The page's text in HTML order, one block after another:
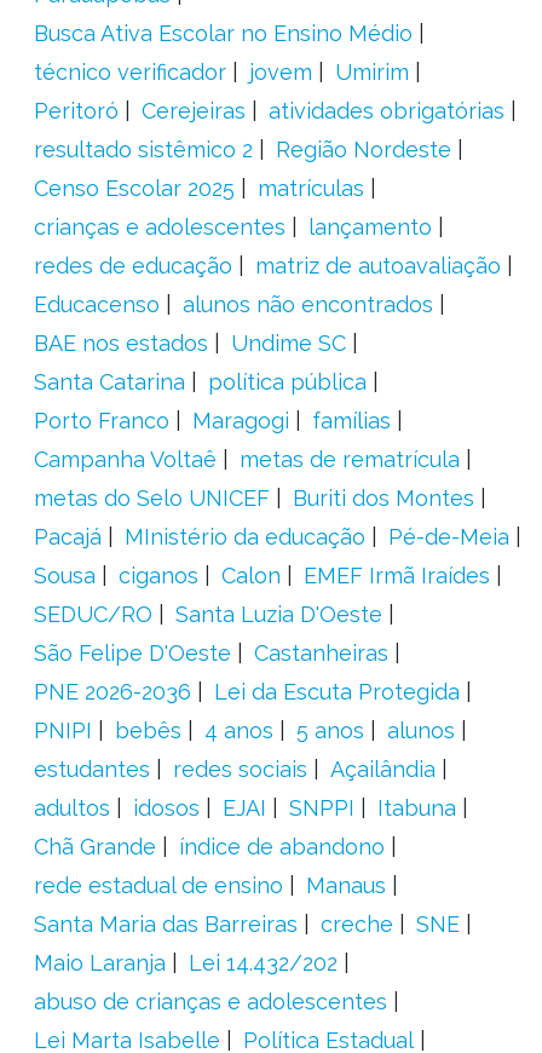
Busca Ativa Escolar no Ensino Médio
técnico verificador
jovem
Umirim
Peritoró
Cerejeiras
atividades obrigatórias
resultado sistêmico 2
Região Nordeste
Censo Escolar 2025
matrículas
crianças e adolescentes
lançamento
redes de educação
matriz de autoavaliação
Educacenso
alunos não encontrados
BAE nos estados
Undime SC
Santa Catarina
política pública
Porto Franco
Maragogi
famílias
Campanha Voltaê
metas de rematrícula
metas do Selo UNICEF
Buriti dos Montes
Pacajá
MInistério da educação
Pé-de-Meia
Sousa
ciganos Calon
EMEF Irmã Iraídes
SEDUC/RO
Santa Luzia D'Oeste
São Felipe D'Oeste
Castanheiras
PNE 2026-2036
Lei da Escuta Protegida
PNIPI
bebês 4 anos 5 anos
alunos
estudantes
redes sociais
Açailândia
adultos
idosos EJAI SNPPI
Itabuna
Chã Grande
índice de abandono
rede estadual de ensino
Manaus
Santa Maria das Barreiras
creche
SNE
Maio Laranja
Lei 14.432/202
abuso de crianças e adolescentes
Lei Marta Isabelle
Política Estadual